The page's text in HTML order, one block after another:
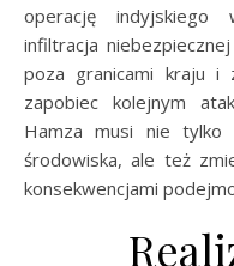
operację indyjskiego
infiltracja
poza granicami kraju i
zapobiec kolejnym
Hamza musi nie tylko
środowiska, ale też
konsekwencjami